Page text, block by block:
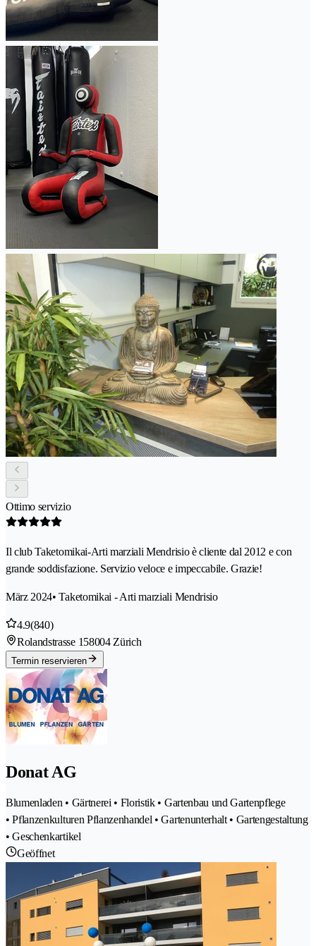
Ottimo servizio
Il club Taketomikai-Arti marziali Mendrisio è cliente dal 2012 e con
grande soddisfazione. Servizio veloce e impeccabile. Grazie!
März 2024• Taketomikai - Arti marziali Mendrisio
4.9(840)
Rolandstrasse 158004 Zürich
Termin reservieren
Donat AG
Blumenladen • Gärtnerei • Floristik • Gartenbau und Gartenpflege
• Pflanzenkulturen Pflanzenhandel • Gartenunterhalt • Gartengestaltung
• Geschenkartikel
Geöffnet